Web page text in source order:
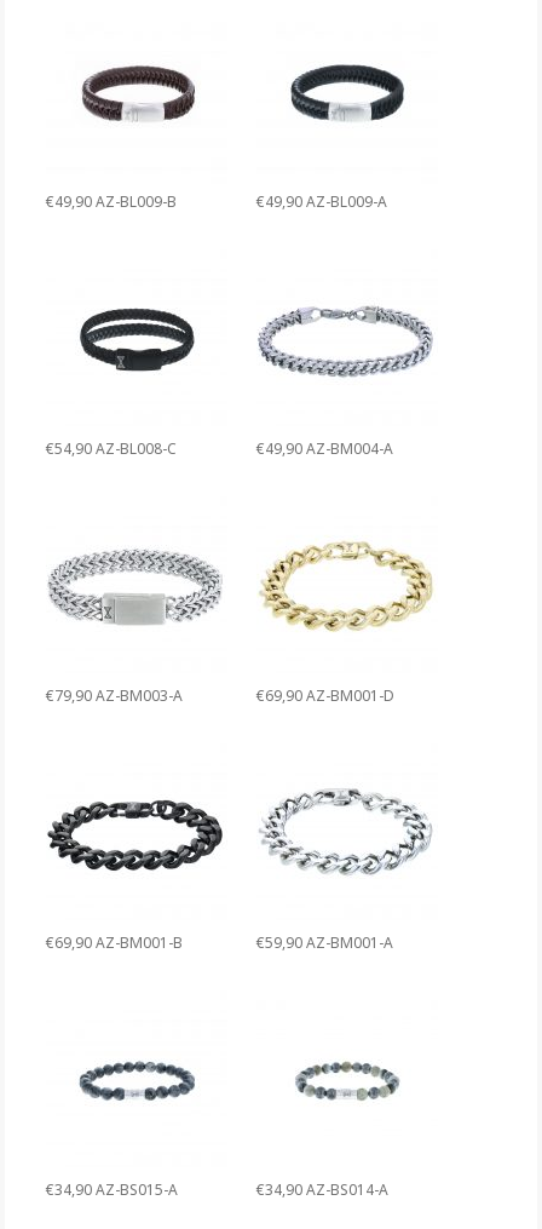
€49,90 AZ-BL009-B €49,90 AZ-BL009-A
€54,90 AZ-BL008-C €49,90 AZ-BM004-A
€79,90 AZ-BM003-A €69,90 AZ-BM001-D
€69,90 AZ-BM001-B €59,90 AZ-BM001-A
€34,90 AZ-BS015-A €34,90 AZ-BS014-A